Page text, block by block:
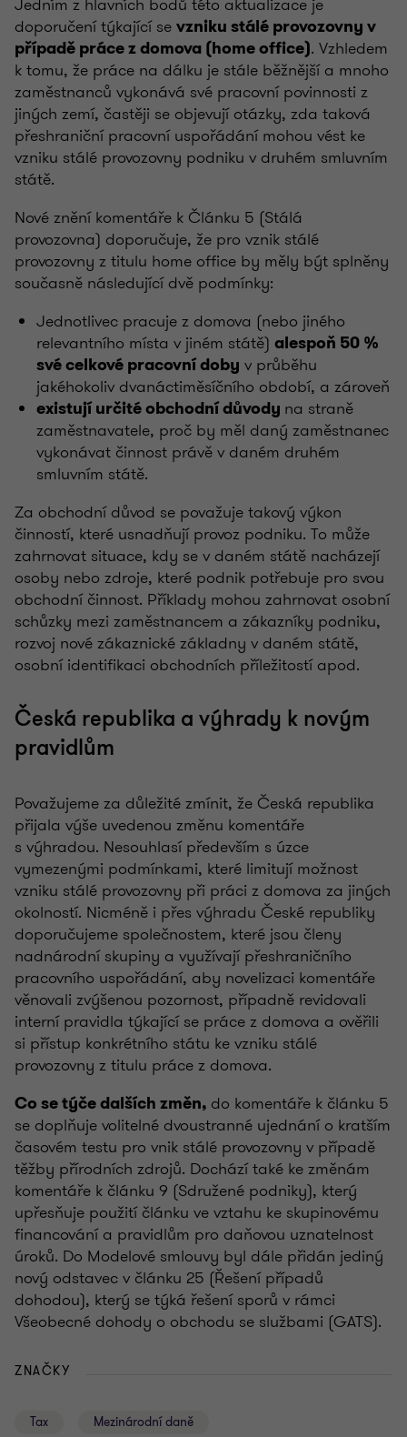
doporučení týkající se vzniku stálé provozovny v
případě práce z domova (home office). Vzhledem
k tomu, že práce na dálku je stále běžnější a mnoho
zaměstnanců vykonává své pracovní povinnosti z
jiných zemí, častěji se objevují otázky, zda taková
přeshraniční pracovní uspořádání mohou vést ke
vzniku stálé provozovny podniku v druhém smluvním
státě.
Nové znění komentáře k Článku 5 (Stálá
provozovna) doporučuje, že pro vznik stálé
provozovny z titulu home office by měly být splněny
současně následující dvě podmínky:
Jednotlivec pracuje z domova (nebo jiného
relevantního místa v jiném státě) alespoň 50 %
své celkové pracovní doby v průběhu
jakéhokoliv dvanáctiměsíčního období, a zároveň
existují určité obchodní důvody na straně
zaměstnavatele, proč by měl daný zaměstnanec
vykonávat činnost právě v daném druhém
smluvním státě.
Za obchodní důvod se považuje takový výkon
činností, které usnadňují provoz podniku. To může
zahrnovat situace, kdy se v daném státě nacházejí
osoby nebo zdroje, které podnik potřebuje pro svou
obchodní činnost. Příklady mohou zahrnovat osobní
schůzky mezi zaměstnancem a zákazníky podniku,
rozvoj nové zákaznické základny v daném státě,
osobní identifikaci obchodních příležitostí apod.
Česká republika a výhrady k novým
pravidlům
Považujeme za důležité zmínit, že Česká republika
přijala výše uvedenou změnu komentáře
s výhradou. Nesouhlasí především s úzce
vymezenými podmínkami, které limitují možnost
vzniku stálé provozovny při práci z domova za jiných
okolností. Nicméně i přes výhradu České republiky
doporučujeme společnostem, které jsou členy
nadnárodní skupiny a využívají přeshraničního
pracovního uspořádání, aby novelizaci komentáře
věnovali zvýšenou pozornost, případně revidovali
interní pravidla týkající se práce z domova a ověřili
si přístup konkrétního státu ke vzniku stálé
provozovny z titulu práce z domova.
Co se týče dalších změn, do komentáře k článku 5
se doplňuje volitelné dvoustranné ujednání o kratším
časovém testu pro vnik stálé provozovny v případě
těžby přírodních zdrojů. Dochází také ke změnám
komentáře k článku 9 (Sdružené podniky), který
upřesňuje použití článku ve vztahu ke skupinovému
financování a pravidlům pro daňovou uznatelnost
úroků. Do Modelové smlouvy byl dále přidán jediný
nový odstavec v článku 25 (Řešení případů
dohodou), který se týká řešení sporů v rámci
Všeobecné dohody o obchodu se službami (GATS).
ZNAČKY
Tax Mezinárodní daně